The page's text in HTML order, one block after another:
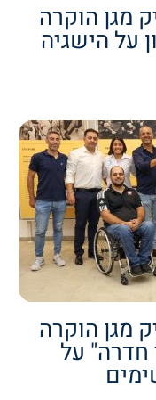
מגן הוקרה
על הישגיה
מגן הוקרה
חדרה" על